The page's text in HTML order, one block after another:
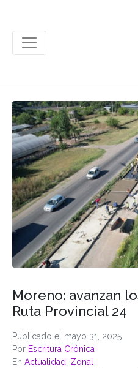
Publicado el mayo 31, 2025
Por Escritura Crónica
En Actualidad Zonal
Moreno: avanzan
Ruta Provincial 24